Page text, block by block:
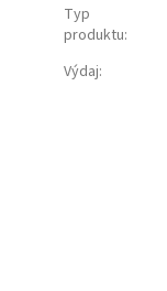
Typ
produktu:
Výdaj: